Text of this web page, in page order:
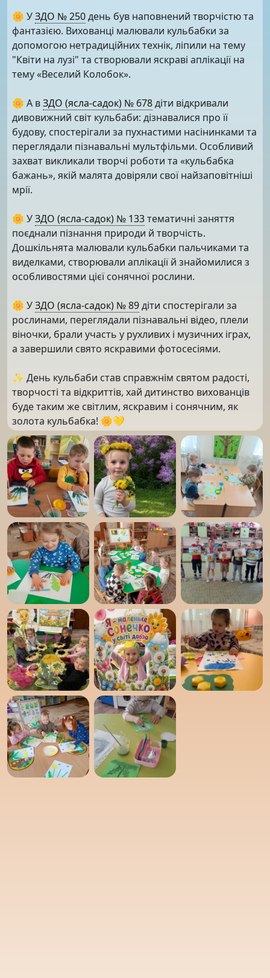
🌼 УЗДО № 250день був наповнений творчістю та
фантазією. Вихованці малювали кульбабки за
допомогою нетрадиційних технік, ліпили на тему
"Квіти на лузі" та створювали яскраві аплікації на
тему «Веселий Колобок».
🌼 А вЗДО (ясла-садок) № 678діти відкривали
дивовижний світ кульбаби: дізнавалися про її
будову, спостерігали за пухнастими насінинками та
переглядали пізнавальні мультфільми. Особливий
захват викликали творчі роботи та «кульбабка
бажань», якій малята довіряли свої найзаповітніші
мрії.
🌼 УЗДО (ясла-садок) № 133тематичні заняття
поєднали пізнання природи й творчість.
Дошкільнята малювали кульбабки пальчиками та
виделками, створювали аплікації й знайомилися з
особливостями цієї сонячної рослини.
🌼 УЗДО (ясла-садок) № 89діти спостерігали за
рослинами, переглядали пізнавальні відео, плели
віночки, брали участь у рухливих і музичних іграх,
а завершили свято яскравими фотосесіями.
✨ День кульбаби став справжнім святом радості,
творчості та відкриттів, хай дитинство вихованців
буде таким же світлим, яскравим і сонячним, як
золота кульбабка! 🌼💛